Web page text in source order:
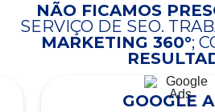
NÃO FICAMOS
SERVIÇO DE SEO.
MARKETING 360°;
GOOGLE